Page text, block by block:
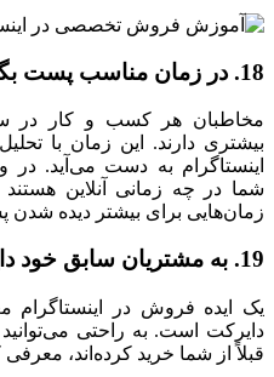
18. در زمان مناسب پست بگذارید
مخاطبان هر کسب ‌و کار در
بیشتری دارند. این زمان با
اینستاگرام به ‌دست می‌آید. در
شما در چه زمانی آنلاین
زمان‌هایی برای بیشتر دیده شدن
19. به مشتریان سابق خود دایرکت دهید
یک ایده فروش در
دایرکت است. به راحتی
قبلاً از شما خرید کرده‌اند، معرفی